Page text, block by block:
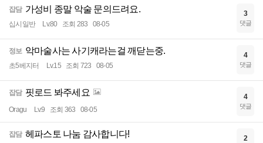
잡담 가성비 종말 악술 문의드려요.
십시일반 Lv.80 조회 283 08-05
3
댓글
정보 악마술사는 사기캐라는걸 깨닫는중.
초5베지터 Lv.15 조회 723 08-05
4
댓글
잡담 핏로드 봐주세요
Oragu Lv.9 조회 363 08-05
4
댓글
잡담 헤파스토 나눔 감사합니다! 2